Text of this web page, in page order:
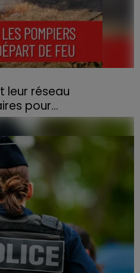
leur réseau
pour...
risques de départs de feu,
Vosges a lancé un appel
pour venir en aide...